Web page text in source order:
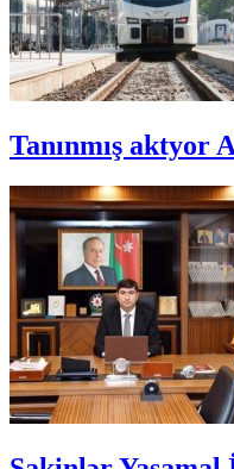
Tanınmış aktyor